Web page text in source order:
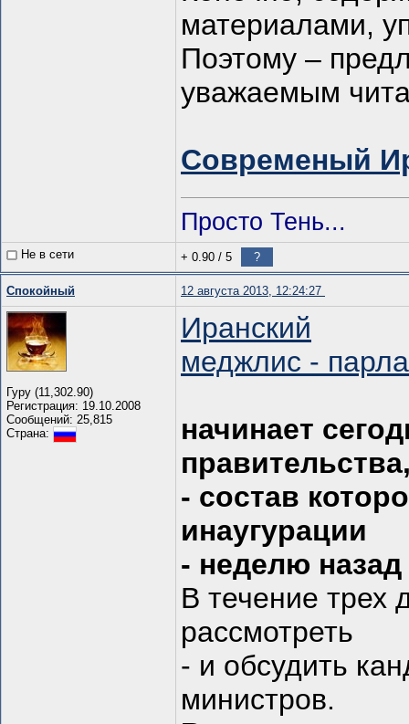
материалами,
Поэтому –
уважаемым
Современый
Просто Тень...
Не в сети + 0.90 / 5 ?
Спокойный 12 августа 2013, 12:24:27
Гуру (11,302.90)
Регистрация: 19.10.2008
Сообщений: 25,815
Страна:
Иранский
меджлис -
начинает
- состав
инаугурации
- неделю
В течение трех
рассмотреть
- и обсудить
министров.